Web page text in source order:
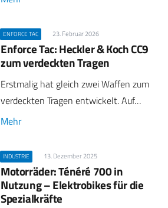
ENFORCE TAC 23. Februar 2026
Enforce Tac: Heckler & Koch CC9
zum verdeckten Tragen
Erstmalig hat gleich zwei Waffen zum
verdeckten Tragen entwickelt. Auf…
Mehr
INDUSTRIE 13. Dezember 2025
Motorräder: Ténéré 700 in
Nutzung – Elektrobikes für die
Spezialkräfte